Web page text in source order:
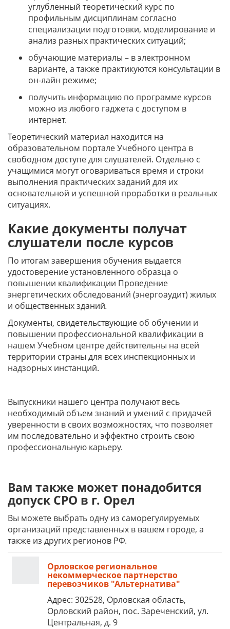
углубленный теоретический курс по
профильным дисциплинам согласно
специализации подготовки, моделирование и
анализ разных практических ситуаций;
обучающие материалы – в электронном
варианте, а также практикуются консультации в
он-лайн режиме;
получить информацию по программе курсов
можно из любого гаджета с доступом в
интернет.
Теоретический материал находится на
образовательном портале Учебного центра в
свободном доступе для слушателей. Отдельно с
учащимися могут оговариваться время и строки
выполнения практических заданий для их
основательной и успешной проработки в реальных
ситуациях.
Какие документы получат
слушатели после курсов
По итогам завершения обучения выдается
удостоверение установленного образца о
повышении квалификации Проведение
энергетических обследований (энергоаудит) жилых
и общественных зданий.
Документы, свидетельствующие об обучении и
повышении профессиональной квалификации в
нашем Учебном центре действительны на всей
территории страны для всех инспекционных и
надзорных инстанций.
Выпускники нашего центра получают весь
необходимый объем знаний и умений с придачей
уверенности в своих возможностях, что позволяет
им последовательно и эффектно строить свою
профессиональную карьеру.
Вам также может понадобится
допуск СРО в г. Орел
Вы можете выбрать одну из саморегулируемых
организаций представленных в вашем городе, а
также из других регионов РФ.
Орловское региональное
некоммерческое партнерство
перевозчиков "Альтернатива"
Адрес: 302528, Орловская область,
Орловский район, пос. Зареченский, ул.
Центральная, д. 9